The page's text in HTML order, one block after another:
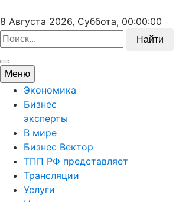
8 Августа 2026, Суббота, 00:00:00
Найти
Меню
Экономика
Бизнес
эксперты
В мире
Бизнес Вектор
ТПП РФ представляет
Трансляции
Услуги